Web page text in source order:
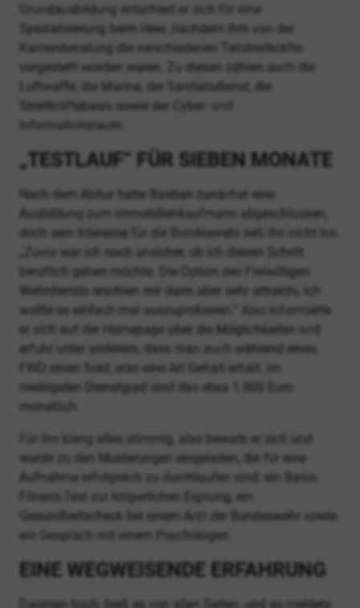
Grundausbildung entschied er sich für eine
Spezialisierung beim Heer, nachdem ihm von der
Karriereberatung die verschiedenen Teilstreitkräfte
vorgestellt worden waren. Zu diesen zählen auch die
Luftwaffe, die Marine, der Sanitätsdienst, die
Streitkräftebasis sowie der Cyber- und
Informationsraum.
„TESTLAUF“ FÜR SIEBEN MONATE
Nach dem Abitur hatte Bastian zunächst eine
Ausbildung zum Immobilienkaufmann abgeschlossen,
doch sein Interesse für die Bundeswehr ließ ihn nicht los.
„Zuvor war ich noch unsicher, ob ich diesen Schritt
beruflich gehen möchte. Die Option des Freiwilligen
Wehrdiensts erschien mir dann aber sehr attraktiv, ich
wollte es einfach mal auszuprobieren.“ Also informierte
er sich auf der Homepage über die Möglichkeiten und
erfuhr unter anderem, dass man auch während eines
FWD einen Sold, also eine Art Gehalt erhält. Im
niedrigsten Dienstgrad sind das etwa 1.800 Euro
monatlich.
Für ihn klang alles stimmig, also bewarb er sich und
wurde zu den Musterungen eingeladen, die für eine
Aufnahme erfolgreich zu durchlaufen sind: ein Basis-
Fitness-Test zur körperlichen Eignung, ein
Gesundheitscheck bei einem Arzt der Bundeswehr sowie
ein Gespräch mit einem Psychologen.
EINE WEGWEISENDE ERFAHRUNG
Daumen hoch, hieß es von allen Seiten, und so meldete